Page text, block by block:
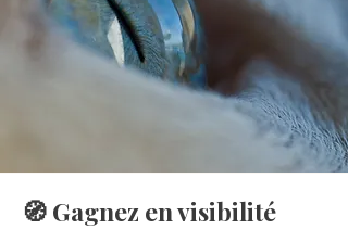
🧭 Gagnez en visibilité